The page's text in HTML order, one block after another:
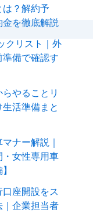
は？解約予
を徹底解説
クリスト｜外
備で確認す
やることリ
活準備まと
ナー解説｜
女性専用車
座開設をス
｜企業担当者